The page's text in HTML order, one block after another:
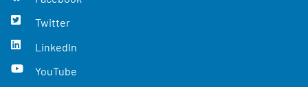
Twitter
LinkedIn
YouTube